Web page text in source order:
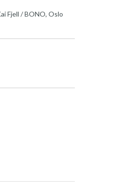
Fjell / BONO, Oslo